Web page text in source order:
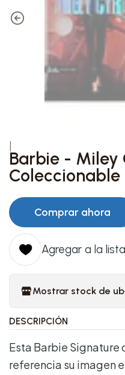
Barbie - Miley
Comprar ahora
Agregar a la
Mostrar stock de
DESCRIPCIÓN
Esta Barbie Signature
referencia su imagen